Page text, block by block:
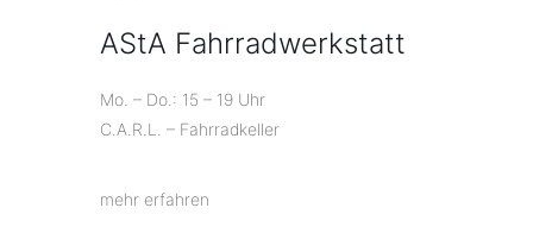
AStA Fahrradwerkstatt
Mo. – Do.: 15 – 19 Uhr
C.A.R.L. – Fahrradkeller
mehr erfahren